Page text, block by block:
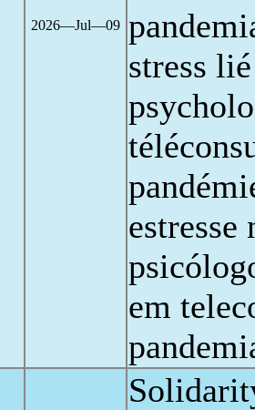
2026―Jul―09
stress
estresse
em